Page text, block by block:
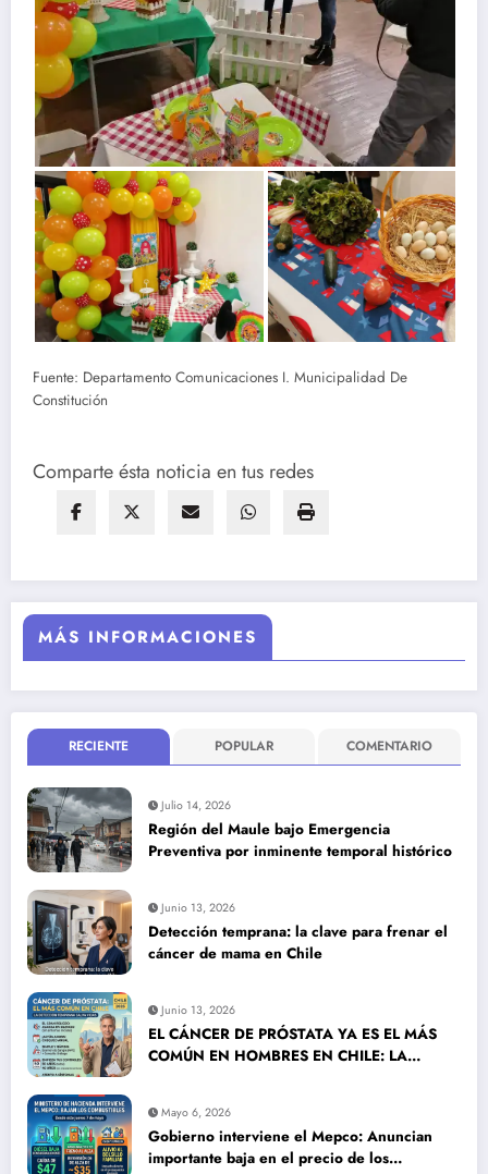
Fuente: Departamento Comunicaciones I. Municipalidad De
Constitución
Comparte ésta noticia en tus redes
MÁS INFORMACIONES
RECIENTE POPULAR COMENTARIO
Julio 14, 2026
Región del Maule bajo Emergencia
Preventiva por inminente temporal histórico
Junio 13, 2026
Detección temprana: la clave para frenar el
cáncer de mama en Chile
Junio 13, 2026
EL CÁNCER DE PRÓSTATA YA ES EL MÁS
COMÚN EN HOMBRES EN CHILE: LA
Mayo 6, 2026
Gobierno interviene el Mepco: Anuncian
importante baja en el precio de los